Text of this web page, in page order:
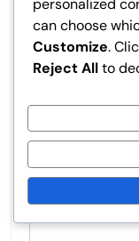
LEAVE A REPLY
Your email
fields are
Comment*
can choose
Customize.
Reject Allto